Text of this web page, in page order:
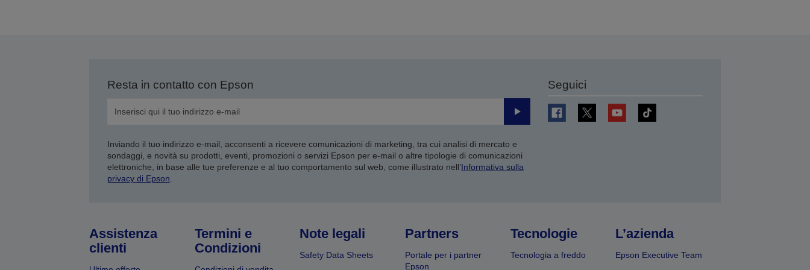
Resta in contatto con Epson
Invia
Inviando il tuo indirizzo e-mail, acconsenti a ricevere comunicazioni di marketing, tra cui analisi di mercato e
sondaggi, e novità su prodotti, eventi, promozioni o servizi Epson per e-mail o altre tipologie di comunicazioni
elettroniche, in base alle tue preferenze e al tuo comportamento sul web, come illustrato nell’Informativa sulla
privacy di Epson.
Seguici
Assistenza
clienti
Termini e
Condizioni
Note legali
Safety Data Sheets
Partners
Portale per i partner
Epson
Tecnologie
Tecnologia a freddo
L’azienda
Epson Executive Team